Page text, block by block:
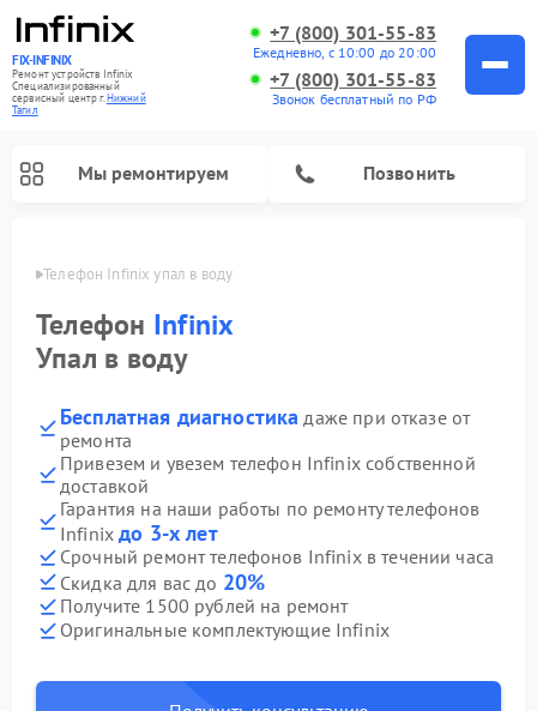
FIX-INFINIX
Ремонт устройств Infinix
Специализированный
cервисный центр г.Нижний
Тагил
+7 (800) 301-55-83
Ежедневно, с 10:00 до 20:00
+7 (800) 301-55-83
Звонок бесплатный по РФ
Мы ремонтируем Позвонить
Телефон Infinix упал в воду
Телефон Infinix
Упал в воду
Бесплатная диагностика даже при отказе от
ремонта
Привезем и увезем телефон Infinix собственной
доставкой
Гарантия на наши работы по ремонту телефонов
Infinixдо 3-х лет
Срочный ремонт телефонов Infinix в течении часа
Скидка для вас до 20%
Получите 1500 рублей на ремонт
Оригинальные комплектующие Infinix